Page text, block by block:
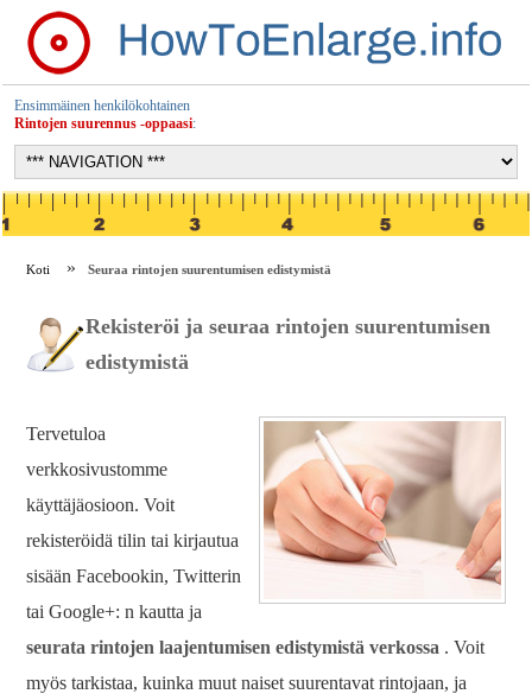
Ensimmäinen henkilökohtainen
Rintojen suurennus -oppaasi:
Koti Seuraa rintojen suurentumisen edistymistä
Rekisteröi ja seuraa rintojen suurentumisen
edistymistä
Tervetuloa
verkkosivustomme
käyttäjäosioon. Voit
rekisteröidä tilin tai kirjautua
sisään Facebookin, Twitterin
tai Google+: n kautta ja
seurata rintojen laajentumisen edistymistä verkossa . Voit
myös tarkistaa, kuinka muut naiset suurentavat rintojaan, ja